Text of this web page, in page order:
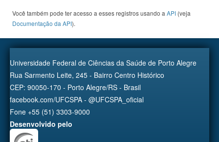
Você também pode ter acesso a esses registros usando a API (veja
Documentação da API).
Universidade Federal de Ciências da Saúde de Porto Alegre
Rua Sarmento Leite, 245 - Bairro Centro Histórico
CEP: 90050-170 - Porto Alegre/RS - Brasil
facebook.com/UFCSPA - @UFCSPA_oficial
Fone +55 (51) 3303-9000
Desenvolvido pelo